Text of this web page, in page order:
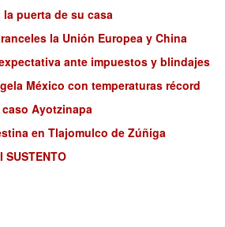
puerta de su casa
la Unión Europea y China
ante impuestos y blindajes
México con temperaturas récord
Ayotzinapa
en Tlajomulco de Zúñiga
SUSTENTO